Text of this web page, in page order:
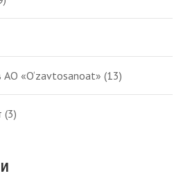
«O‘zavtosanoat» (13)
(3)